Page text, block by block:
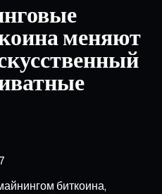
меняют
биткоина,